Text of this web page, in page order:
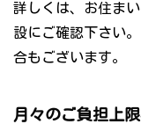
詳しくは、お住ま
設にご確認下さい
合もございます。
月々のご負担上